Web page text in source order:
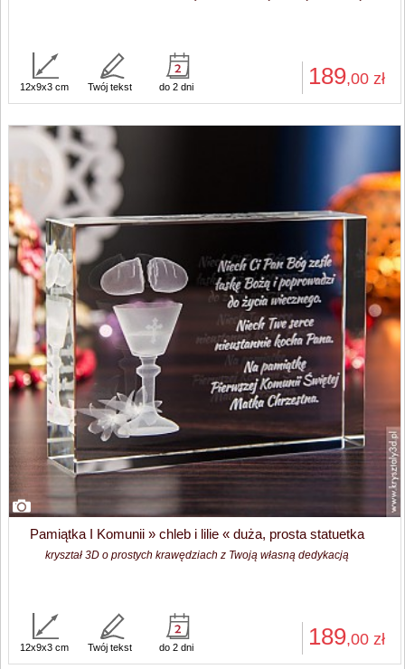
189,00 zł
12x9x3 cm Twój tekst do 2 dni
Pamiątka I Komunii » chleb i lilie « duża, prosta statuetka
kryształ 3D o prostych krawędziach z Twoją własną dedykacją
189,00 zł
12x9x3 cm Twój tekst do 2 dni